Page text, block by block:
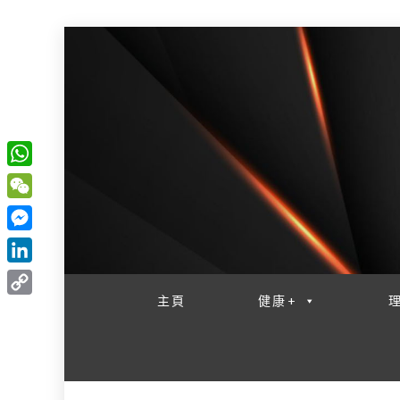
主頁 健康+
W
h
a
t
s
W
e
C
h
M
e
s
L
i